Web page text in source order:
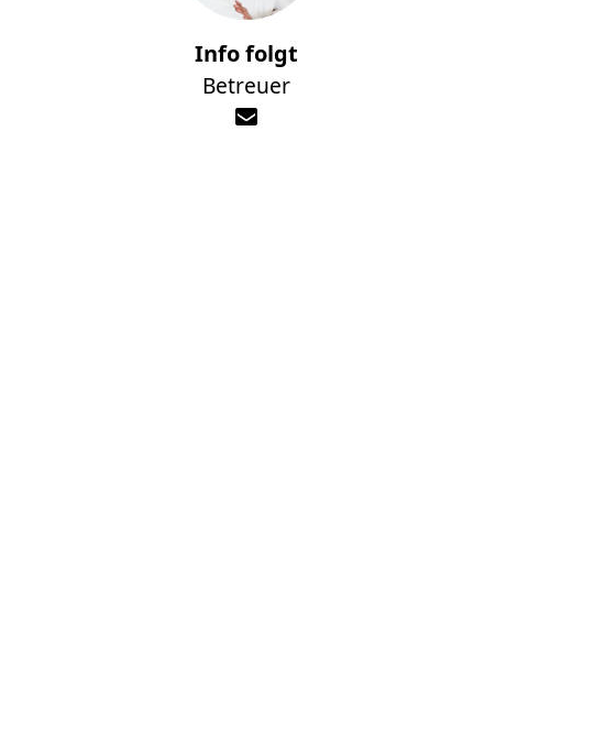
Info folgt
Betreuer